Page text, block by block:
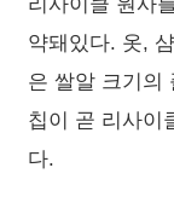
약돼있다. 옷,
은 쌀알 크기의
칩이 곧 리사이
다.